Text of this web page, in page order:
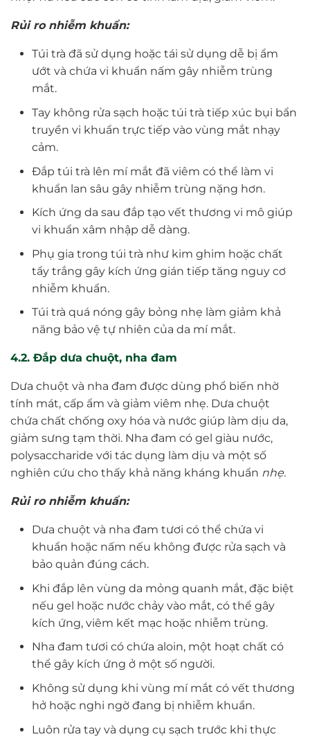
Rủi ro nhiễm khuẩn:
Túi trà đã sử dụng hoặc tái sử dụng dễ bị ẩm
ướt và chứa vi khuẩn nấm gây nhiễm trùng
mắt.
Tay không rửa sạch hoặc túi trà tiếp xúc bụi bẩn
truyền vi khuẩn trực tiếp vào vùng mắt nhạy
cảm.
Đắp túi trà lên mí mắt đã viêm có thể làm vi
khuẩn lan sâu gây nhiễm trùng nặng hơn.
Kích ứng da sau đắp tạo vết thương vi mô giúp
vi khuẩn xâm nhập dễ dàng.
Phụ gia trong túi trà như kim ghim hoặc chất
tẩy trắng gây kích ứng gián tiếp tăng nguy cơ
nhiễm khuẩn.
Túi trà quá nóng gây bỏng nhẹ làm giảm khả
năng bảo vệ tự nhiên của da mí mắt.
4.2. Đắp dưa chuột, nha đam
Dưa chuột và nha đam được dùng phổ biến nhờ
tính mát, cấp ẩm và giảm viêm nhẹ. Dưa chuột
chứa chất chống oxy hóa và nước giúp làm dịu da,
giảm sưng tạm thời. Nha đam có gel giàu nước,
polysaccharide với tác dụng làm dịu và một số
nghiên cứu cho thấy khả năng kháng khuẩn nhẹ.
Rủi ro nhiễm khuẩn:
Dưa chuột và nha đam tươi có thể chứa vi
khuẩn hoặc nấm nếu không được rửa sạch và
bảo quản đúng cách.
Khi đắp lên vùng da mỏng quanh mắt, đặc biệt
nếu gel hoặc nước chảy vào mắt, có thể gây
kích ứng, viêm kết mạc hoặc nhiễm trùng.
Nha đam tươi có chứa aloin, một hoạt chất có
thể gây kích ứng ở một số người.
Không sử dụng khi vùng mí mắt có vết thương
hở hoặc nghi ngờ đang bị nhiễm khuẩn.
Luôn rửa tay và dụng cụ sạch trước khi thực